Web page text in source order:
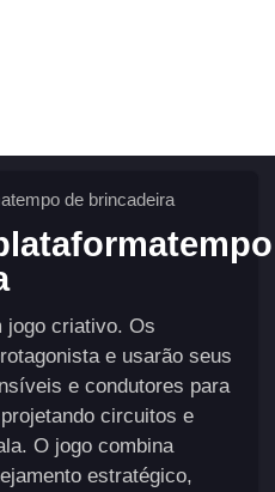
de brincadeira
jogo criativo. Os
e usarão seus
e condutores para
circuitos e
O jogo combina
estratégico,